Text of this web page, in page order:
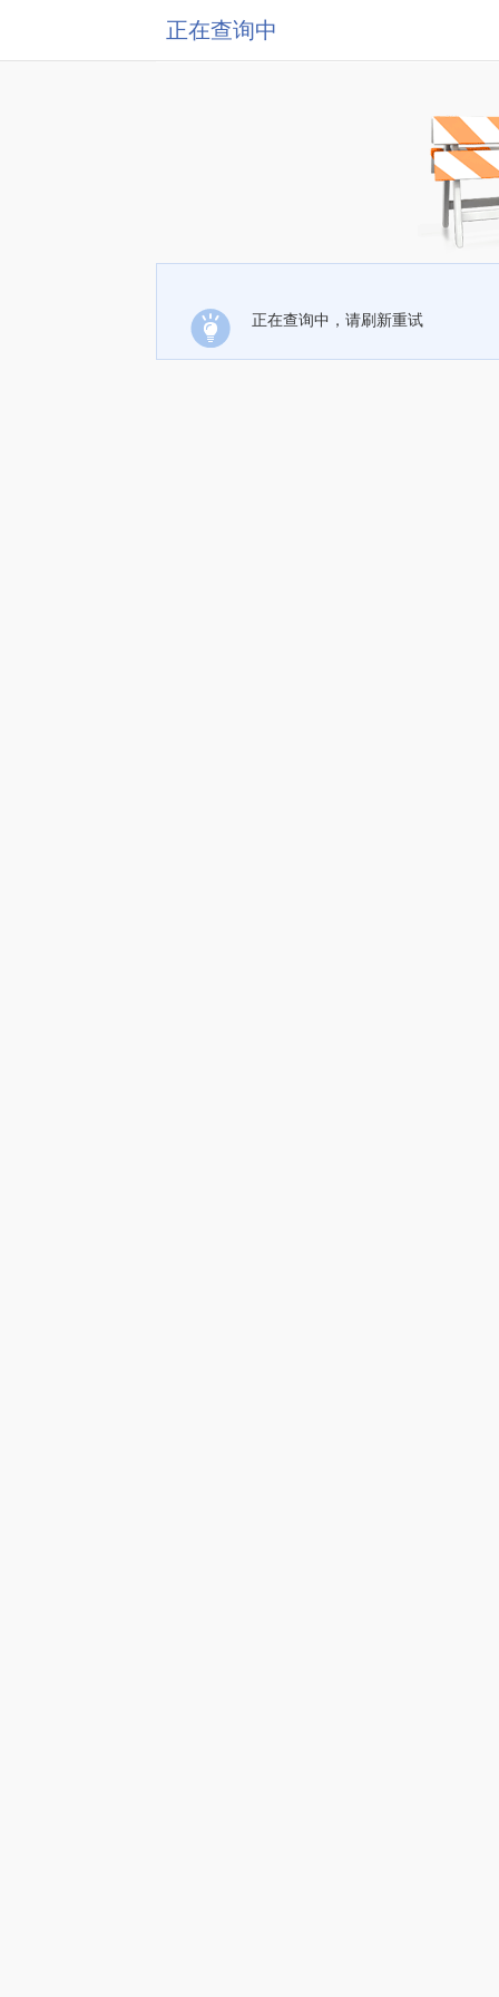
正在查询中
正在查询中，请刷新重试